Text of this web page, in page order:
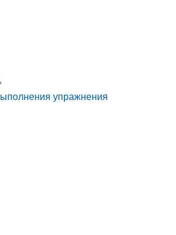
упражнения